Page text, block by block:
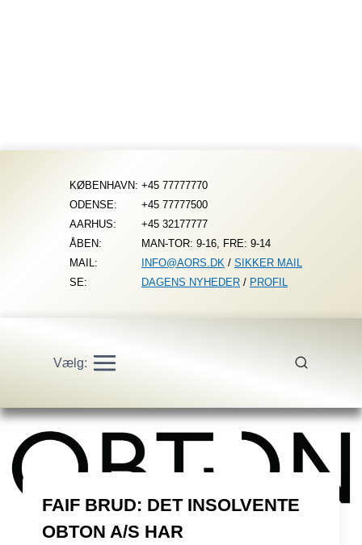
KØBENHAVN: +45 77777770
ODENSE:
+45 77777500
AARHUS:
+45 32177777
ÅBEN:
MAN-TOR: 9-16, FRE: 9-14
MAIL:
INFO@AORS.DK / SIKKER MAIL
SE:
DAGENS NYHEDER / PROFIL
Vælg:
FAIF BRUD: DET INSOLVENTE
OBTON A/S HAR